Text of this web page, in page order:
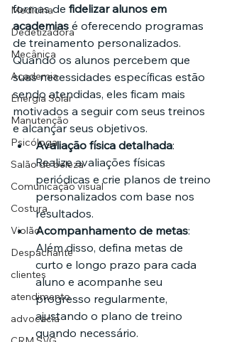
Medicina
Dedetizadora
Mecânica
Academia
Energia Solar
Manutenção
Psicóloga
Salão de beleza
Comunicação visual
Costura
Violão
Despachante
clientes
atendimento
advocacia
formas de fidelizar alunos em
academias é oferecendo programas
de treinamento personalizados.
Quando os alunos percebem que
suas necessidades específicas estão
sendo atendidas, eles ficam mais
motivados a seguir com seus treinos
e alcançar seus objetivos.
Avaliação física detalhada:
Realize avaliações físicas
periódicas e crie planos de treino
personalizados com base nos
resultados.
Acompanhamento de metas:
Além disso, defina metas de
curto e longo prazo para cada
aluno e acompanhe seu
progresso regularmente,
ajustando o plano de treino
quando necessário.